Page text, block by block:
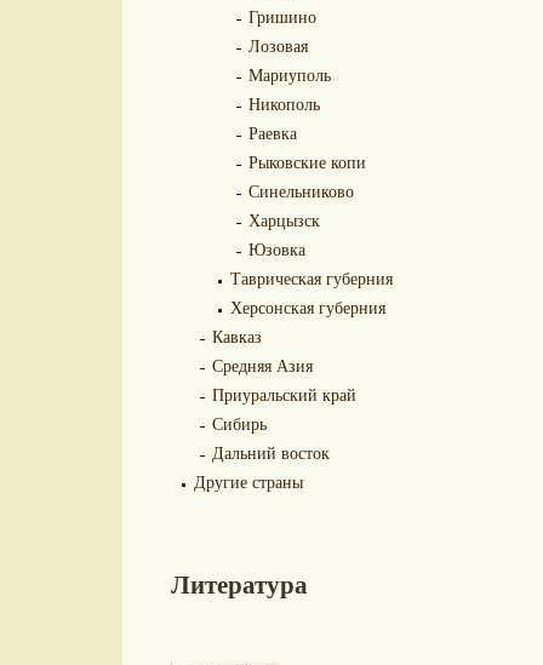
Гришино
Лозовая
Мариуполь
Никополь
Раевка
Рыковские копи
Синельниково
Харцызск
Юзовка
Таврическая губерния
Херсонская губерния
Кавказ
Средняя Азия
Приуральский край
Сибирь
Дальний восток
Другие страны
Литература